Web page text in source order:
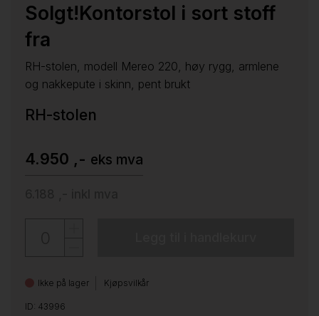
Solgt!Kontorstol i sort stoff
fra
RH-stolen, modell Mereo 220, høy rygg, armlene
og nakkepute i skinn, pent brukt
RH-stolen
4.950 ,- eks mva
Ikke på lager Kjøpsvilkår
ID: 43996